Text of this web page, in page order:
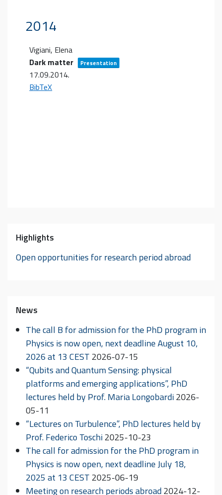
2014
Vigiani, Elena
Dark matter
Presentation
17.09.2014.
BibTeX
Highlights
Open opportunities for research period abroad
News
The call B for admission for the PhD program in
Physics is now open, next deadline August 10,
2026 at 13 CEST 2026-07-15
“Qubits and Quantum Sensing: physical
platforms and emerging applications”, PhD
lectures held by Prof. Maria Longobardi2026-
05-11
“Lectures on Turbulence”, PhD lectures held by
Prof. Federico Toschi2025-10-23
The call for admission for the PhD program in
Physics is now open, next deadline July 18,
2025 at 13 CEST 2025-06-19
Meeting on research periods abroad2024-12-